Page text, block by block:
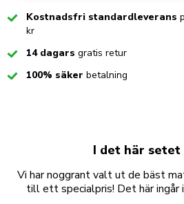
CheckedKostnadsfri standardleverans
kr
Checked14 dagars gratis retur
Checked100% säker betalning
I det här setet
Vi har noggrant valt ut de bäst
till ett specialpris! Det här